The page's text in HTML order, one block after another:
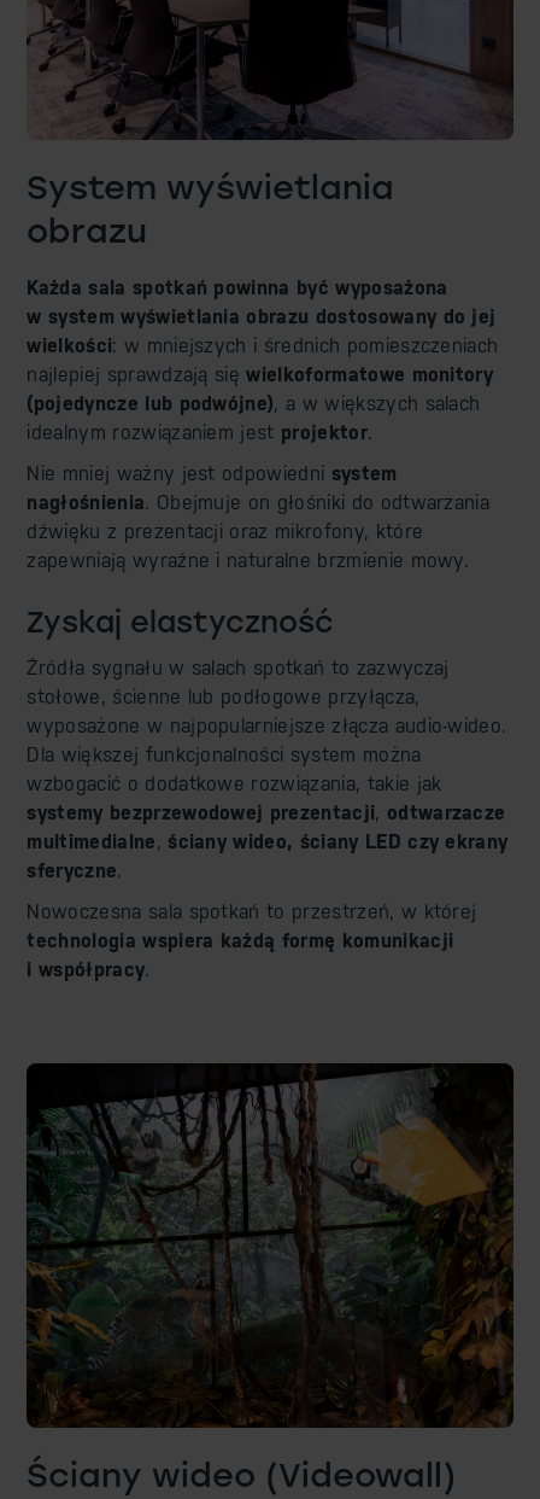
Wayfinding
System wyświetlania
obrazu
Każda sala spotkań powinna być wyposażona
w system wyświetlania obrazu dostosowany do jej
wielkości: w mniejszych i średnich pomieszczeniach
najlepiej sprawdzają sięwielkoformatowe monitory
(pojedyncze lub podwójne), a w większych salach
idealnym rozwiązaniem jest projektor.
Nie mniej ważny jest odpowiedni system
nagłośnienia. Obejmuje on głośniki do odtwarzania
dźwięku z prezentacji oraz mikrofony, które
zapewniają wyraźne i naturalne brzmienie mowy.
Zyskaj elastyczność
Źródła sygnału w salach spotkań to zazwyczaj
stołowe, ścienne lub podłogowe przyłącza,
wyposażone w najpopularniejsze złącza audio-wideo.
Dla większej funkcjonalności system można
wzbogacić o dodatkowe rozwiązania, takie jak
systemy bezprzewodowej prezentacji, odtwarzacze
multimedialne, ściany wideo, ściany LED czy ekrany
sferyczne.
Nowoczesna sala spotkań to przestrzeń, w której
technologia wspiera każdą formę komunikacji
i współpracy.
Ściany wideo (Videowall)